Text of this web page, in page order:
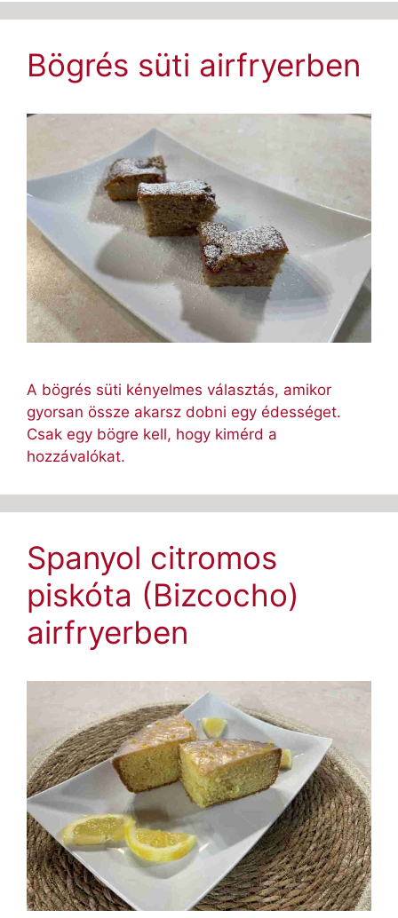
Bögrés süti airfryerben
A bögrés süti kényelmes választás, amikor
gyorsan össze akarsz dobni egy édességet.
Csak egy bögre kell, hogy kimérd a
hozzávalókat.
Spanyol citromos
piskóta (Bizcocho)
airfryerben